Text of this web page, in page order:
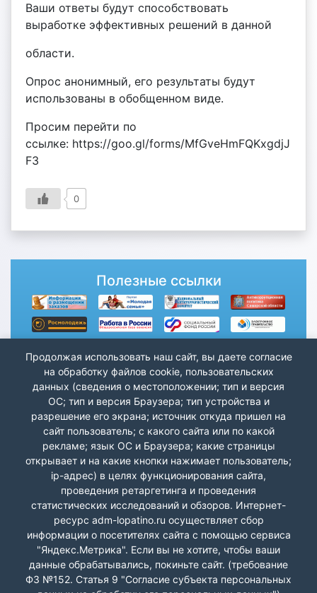
Ваши ответы будут способствовать
выработке эффективных решений в данной
области.
Опрос анонимный, его результаты будут
использованы в обобщенном виде.
Просим перейти по
ссылке: https://goo.gl/forms/MfGveHmFQKxgdjJ
F3
0
Полезные ссылки
Лопатино СП Волжский р-н © 2026 г.
Продолжая использовать наш сайт, вы даете согласие
на обработку файлов cookie, пользовательских
данных (сведения о местоположении; тип и версия
ОС; тип и версия Браузера; тип устройства и
разрешение его экрана; источник откуда пришел на
сайт пользователь; с какого сайта или по какой
рекламе; язык ОС и Браузера; какие страницы
открывает и на какие кнопки нажимает пользователь;
ip-адрес) в целях функционирования сайта,
проведения ретаргетинга и проведения
статистических исследований и обзоров. Интернет-
ресурс adm-lopatino.ru осуществляет сбор
информации о посетителях сайта с помощью сервиса
"Яндекс.Метрика". Если вы не хотите, чтобы ваши
данные обрабатывались, покиньте сайт. (требование
ФЗ №152. Статья 9 "Согласие субъекта персональных